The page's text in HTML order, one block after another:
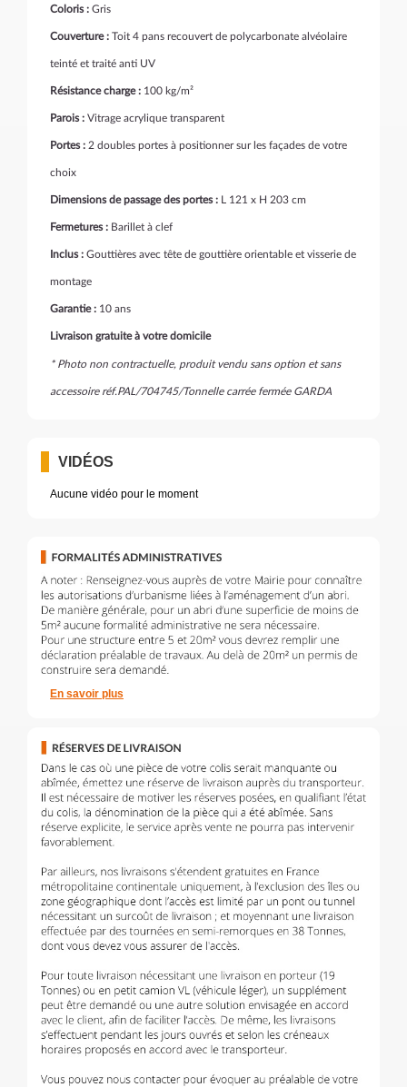
Coloris : Gris
Couverture : Toit 4 pans recouvert de polycarbonate alvéolaire
teinté et traité anti UV
Résistance charge : 100 kg/m²
Parois : Vitrage acrylique transparent
Portes : 2 doubles portes à positionner sur les façades de votre
choix
Dimensions de passage des portes : L 121 x H 203 cm
Fermetures : Barillet à clef
Inclus : Gouttières avec tête de gouttière orientable et visserie de
montage
Garantie : 10 ans
Livraison gratuite à votre domicile
* Photo non contractuelle, produit vendu sans option et sans
accessoire réf.PAL/704745/Tonnelle carrée fermée GARDA
VIDÉOS
Aucune vidéo pour le moment
En savoir plus